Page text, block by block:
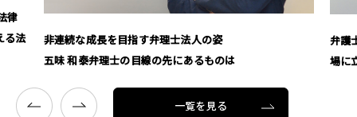
成長を目指す弁理士法人の姿
泰弁理士の目線の先にあるものは
弁護士の枠を超え
一覧を見る